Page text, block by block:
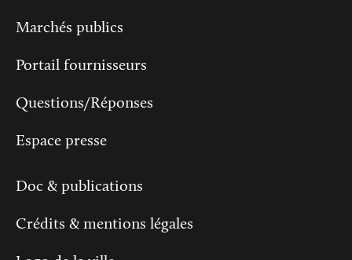
Marchés publics
Portail fournisseurs
Questions/Réponses
Espace presse
Doc & publications
Crédits & mentions légales